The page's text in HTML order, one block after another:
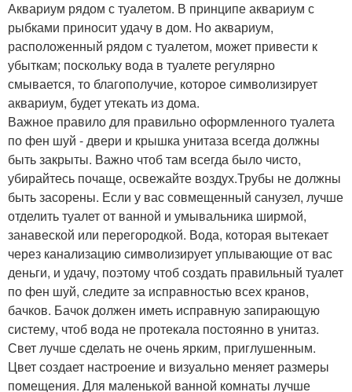
Аквариум рядом с туалетом. В принципе аквариум с
рыбками приносит удачу в дом. Но аквариум,
расположенный рядом с туалетом, может привести к
убыткам; поскольку вода в туалете регулярно
смывается, то благополучие, которое символизирует
аквариум, будет утекать из дома.
Важное правило для правильно оформленного туалета
по фен шуй - двери и крышка унитаза всегда должны
быть закрыты. Важно чтоб там всегда было чисто,
убирайтесь почаще, освежайте воздух.Трубы не должны
быть засорены. Если у вас совмещенный санузел, лучше
отделить туалет от ванной и умывальника ширмой,
занавеской или перегородкой. Вода, которая вытекает
через канализацию символизирует уплывающие от вас
деньги, и удачу, поэтому чтоб создать правильный туалет
по фен шуй, следите за исправностью всех кранов,
бачков. Бачок должен иметь исправную запирающую
систему, чтоб вода не протекала постоянно в унитаз.
Свет лучше сделать не очень ярким, приглушенным.
Цвет создает настроение и визуально меняет размеры
помещения. Для маленькой ванной комнаты лучше